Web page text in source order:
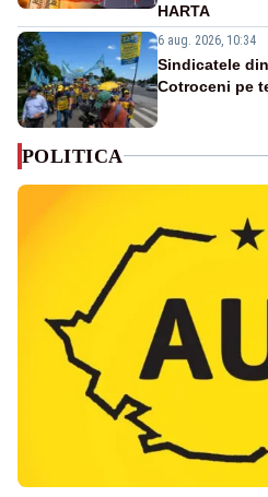
HARTA
6 aug. 2026, 10:34
Sindicatele
Cotroceni pe
POLITICA